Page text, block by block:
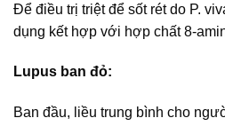
Để điều trị triệt để sốt rét do P.
dụng kết hợp với hợp chất 8-
Lupus ban đỏ:
Ban đầu, liều trung bình cho